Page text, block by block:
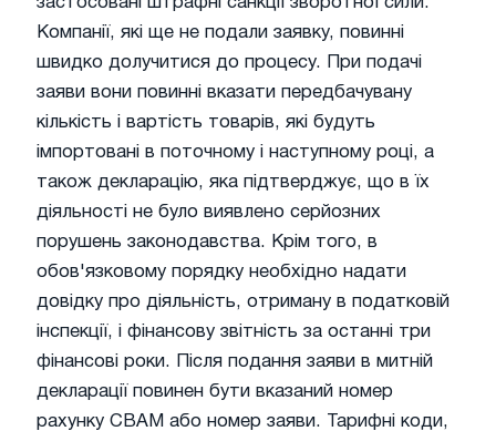
Компанії, які ще не подали заявку, повинні
швидко долучитися до процесу. При подачі
заяви вони повинні вказати передбачувану
кількість і вартість товарів, які будуть
імпортовані в поточному і наступному році, а
також декларацію, яка підтверджує, що в їх
діяльності не було виявлено серйозних
порушень законодавства. Крім того, в
обов'язковому порядку необхідно надати
довідку про діяльність, отриману в податковій
інспекції, і фінансову звітність за останні три
фінансові роки. Після подання заяви в митній
декларації повинен бути вказаний номер
рахунку CBAM або номер заяви. Тарифні коди,